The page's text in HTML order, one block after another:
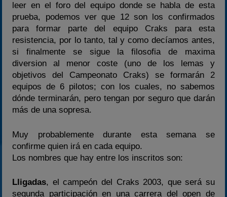
leer en el foro del equipo donde se habla de esta
prueba, podemos ver que 12 son los confirmados
para formar parte del equipo Craks para esta
resistencia, por lo tanto, tal y como decíamos antes,
si finalmente se sigue la filosofia de maxima
diversion al menor coste (uno de los lemas y
objetivos del Campeonato Craks) se formarán 2
equipos de 6 pilotos; con los cuales, no sabemos
dónde terminarán, pero tengan por seguro que darán
más de una sopresa.
Muy probablemente durante esta semana se
confirme quien irá en cada equipo.
Los nombres que hay entre los inscritos son:
Lligadas, el campeón del Craks 2003, que será su
segunda participación en una carrera del open de